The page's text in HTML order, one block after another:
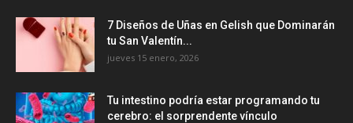
7 Diseños de Uñas en Gelish que Dominarán
tu San Valentín...
jueves 15 enero, 2026
Tu intestino podría estar programando tu
cerebro: el sorprendente vínculo